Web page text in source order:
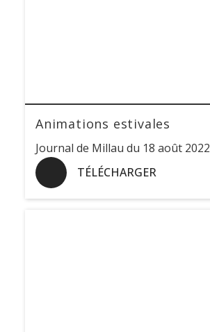
Animations estivales
Journal de Millau du 18 août 2022
TÉLÉCHARGER